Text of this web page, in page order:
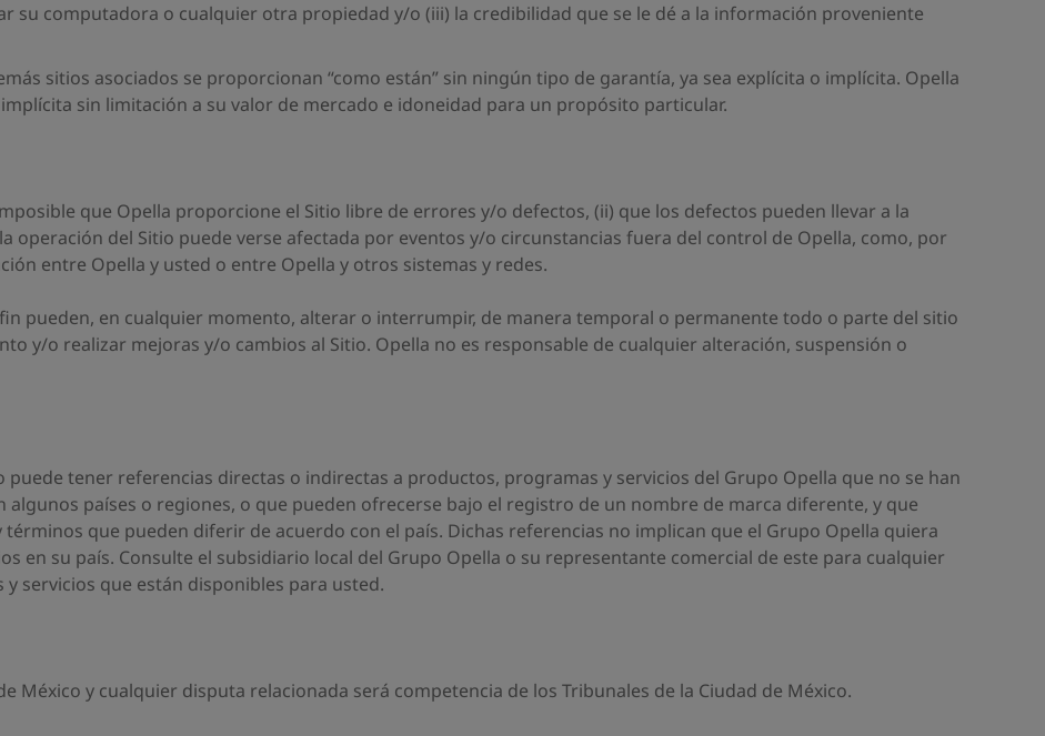
su computadora o cualquier otra propiedad y/o (iii) la credibilidad que se le dé a la información proveniente
sitios asociados se proporcionan “como están” sin ningún tipo de garantía, ya sea explícita o implícita. Opella
sin limitación a su valor de mercado e idoneidad para un propósito particular.
que Opella proporcione el Sitio libre de errores y/o defectos, (ii) que los defectos pueden llevar a la
operación del Sitio puede verse afectada por eventos y/o circunstancias fuera del control de Opella, como, por
entre Opella y usted o entre Opella y otros sistemas y redes.
pueden, en cualquier momento, alterar o interrumpir, de manera temporal o permanente todo o parte del sitio
y/o realizar mejoras y/o cambios al Sitio. Opella no es responsable de cualquier alteración, suspensión o
tener referencias directas o indirectas a productos, programas y servicios del Grupo Opella que no se han
países o regiones, o que pueden ofrecerse bajo el registro de un nombre de marca diferente, y que
que pueden diferir de acuerdo con el país. Dichas referencias no implican que el Grupo Opella quiera
en su país. Consulte el subsidiario local del Grupo Opella o su representante comercial de este para cualquier
servicios que están disponibles para usted.
México y cualquier disputa relacionada será competencia de los Tribunales de la Ciudad de México.